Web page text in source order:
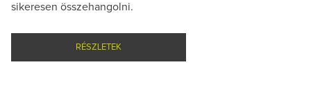
sikeresen összehangolni.
RÉSZLETEK